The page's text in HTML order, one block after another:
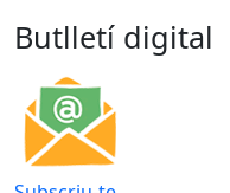
Butlletí digital